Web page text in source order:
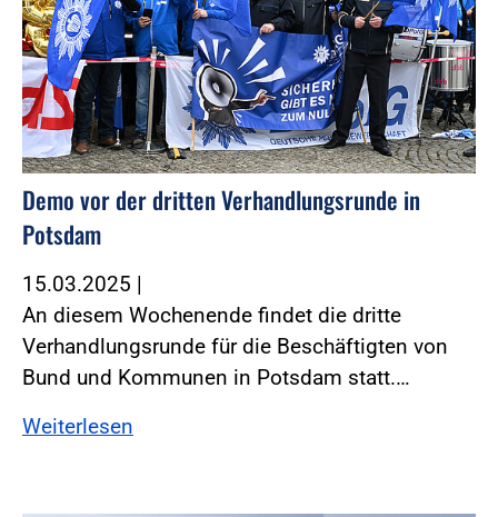
Demo vor der dritten Verhandlungsrunde in
Potsdam
15.03.2025 |
An diesem Wochenende findet die dritte
Verhandlungsrunde für die Beschäftigten von
Bund und Kommunen in Potsdam statt.…
Weiterlesen